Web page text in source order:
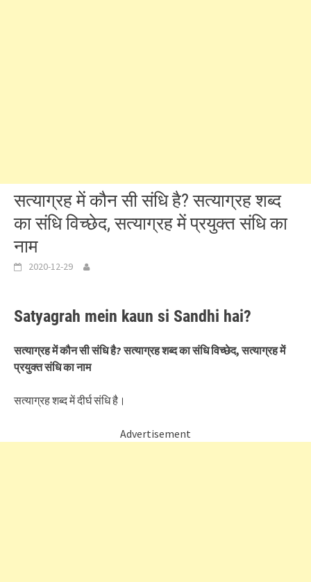
सत्याग्रह में कौन सी संधि है? सत्याग्रह शब्द
का संधि विच्छेद, सत्याग्रह में प्रयुक्त संधि का
नाम
2020-12-29
Satyagrah mein kaun si Sandhi hai?
सत्याग्रह में कौन सी संधि है? सत्याग्रह शब्द का संधि विच्छेद, सत्याग्रह में
प्रयुक्त संधि का नाम
सत्याग्रह शब्द में दीर्घ संधि है।
Advertisement